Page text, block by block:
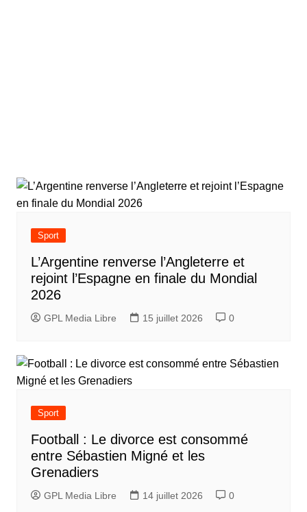
Sport
L’Argentine renverse l’Angleterre et
rejoint l’Espagne en finale du Mondial
2026
GPL Media Libre 15 juillet 2026 0
Sport
Football : Le divorce est consommé
entre Sébastien Migné et les
Grenadiers
GPL Media Libre 14 juillet 2026 0